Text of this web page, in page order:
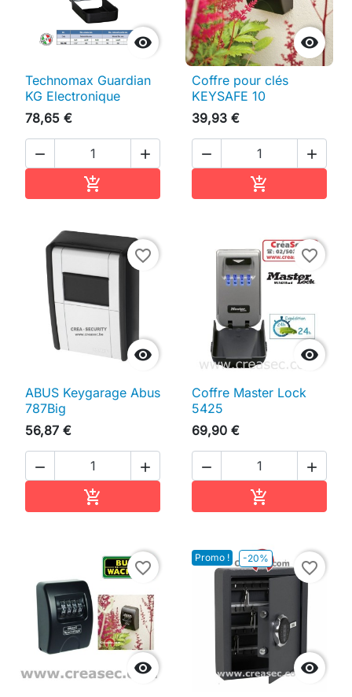

Technomax Guardian
KG Electronique
78,65 €
 


Coffre pour clés
KEYSAFE 10
39,93 €
 


favorite_border
ABUS Keygarage Abus
787Big
56,87 €
 


favorite_border
Coffre Master Lock
5425
69,90 €
 


favorite_border
Promo ! -20%

favorite_border